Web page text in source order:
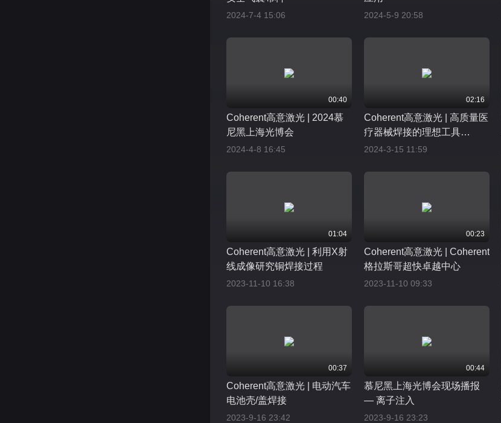
2024-7-4 15:06 2024-5-9 20:58
00:40
Coherent高意激光 | 2024慕
尼黑上海光博会
2024-4-8 16:45
02:16
Coherent高意激光 | 高质量医
疗器械焊接的理想工具
ExactWeld 410
2024-3-15 11:59
01:04
Coherent高意激光 | 利用X射
线成像研究铜焊接过程
2023-11-10 16:38
00:23
Coherent高意激光 | Coherent
格拉斯哥超快卓越中心
2023-11-10 09:33
00:37
Coherent高意激光 | 电动汽车
电池壳/盖焊接
2023-9-16 23:42
00:44
慕尼黑上海光博会现场播报
— 离子注入
2023-9-16 23:23